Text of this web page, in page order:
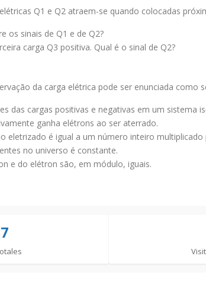
Q1 e Q2 atraem-se quando colocadas
os sinais de Q1 e de Q2?
carga Q3 positiva. Qual é o sinal de Q2?
da carga elétrica pode ser enunciada como
das cargas positivas e negativas em um sistema
ganha elétrons ao ser aterrado.
eletrizado é igual a um número inteiro multiplicado
no universo é constante.
e do elétron são, em módulo, iguais.